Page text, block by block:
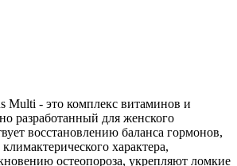
Multi - это комплекс витаминов и
разработанный для женского
восстановлению баланса гормонов,
характера,
остеопороза, укрепляют ломкие